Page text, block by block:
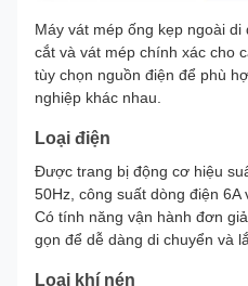
Máy vát mép ống kẹp ngoài
cắt và vát mép chính xác cho
tùy chọn nguồn điện để phù
nghiệp khác nhau.
Loại điện
Được trang bị động cơ hiệu
50Hz, công suất dòng điện 6A
Có tính năng vận hành đơn
gọn để dễ dàng di chuyển và
Loại khí nén